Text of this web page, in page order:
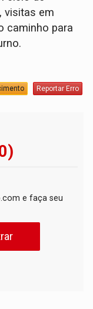
visitas em
caminho para
Reportar Erro
e faça seu